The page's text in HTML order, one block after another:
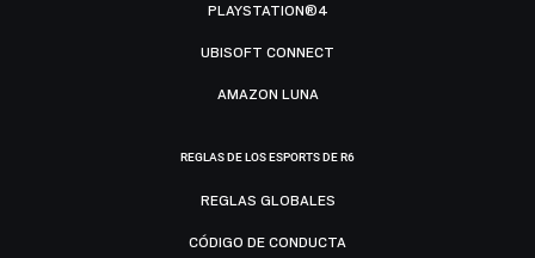
PLAYSTATION®4
UBISOFT CONNECT
AMAZON LUNA
REGLAS DE LOS ESPORTS DE R6
REGLAS GLOBALES
CÓDIGO DE CONDUCTA